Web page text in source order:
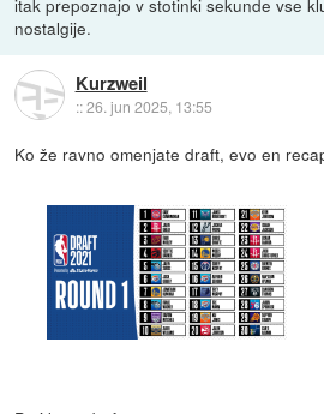
itak prepoznajo v stotinki sekunde vse
nostalgije.
Kurzweil
::26. jun 2025, 13:55
Ko že ravno omenjate draft, evo en